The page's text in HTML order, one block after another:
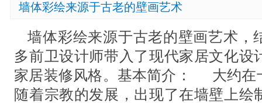
墙体彩绘来源于古老的壁画艺术
墙体彩绘来源于古老的壁画艺术，
多前卫设计师带入了现代家居文化设
家居装修风格。基本简介： 大约在
随着宗教的发展，出现了在墙壁上绘